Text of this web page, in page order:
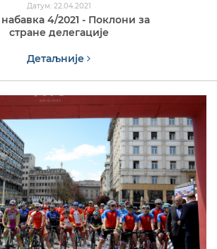
Датум: 22.04.2021
4/2021 - Поклони за
стране делегације
Детаљније